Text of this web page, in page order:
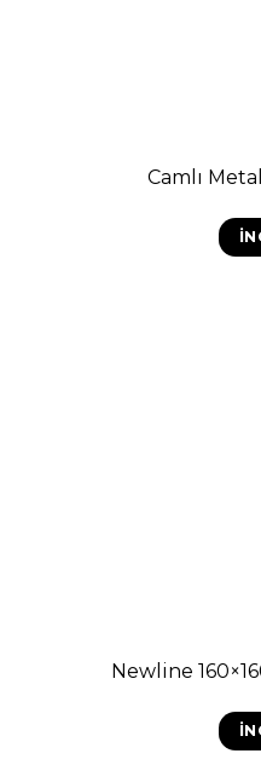
Camlı
Newline